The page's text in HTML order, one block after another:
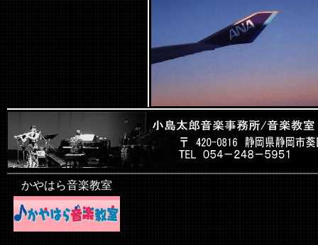
かやはら音楽教室